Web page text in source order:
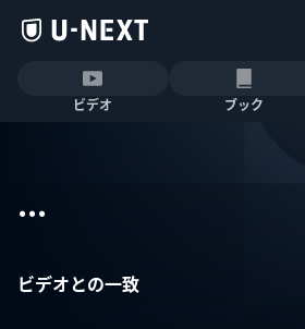
ビデオ ブック
...
ビデオとの一致